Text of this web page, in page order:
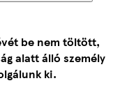
be nem töltött,
alatt álló személy
ki.